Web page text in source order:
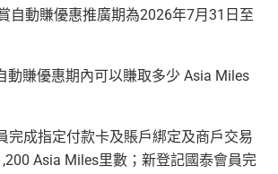
自動賺優惠推廣期為2026年7月31日至
動賺優惠期內可以賺取多少 Asia Miles
完成指定付款卡及賬戶綁定及商戶交易
Asia Miles里數；新登記國泰會員完